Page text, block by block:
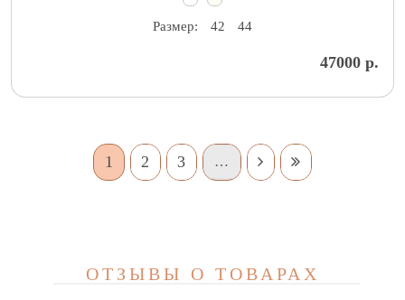
Размер: 42 44
47000 р.
1 2 3 …
ОТЗЫВЫ О ТОВАРАХ